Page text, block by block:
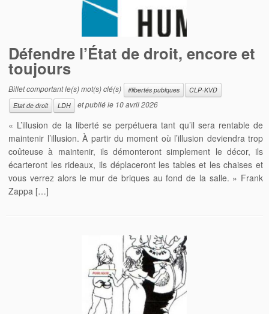
Défendre l’État de droit, encore et
toujours
Billet comportant le(s) mot(s) clé(s) #libertés publques
CLP-KVD
Etat de droit
LDH et publié le 10 avril 2026
« L’illusion de la liberté se perpétuera tant qu’il sera rentable de
maintenir l’illusion. À partir du moment où l’illusion deviendra trop
coûteuse à maintenir, ils démonteront simplement le décor, ils
écarteront les rideaux, ils déplaceront les tables et les chaises et
vous verrez alors le mur de briques au fond de la salle. » Frank
Zappa […]